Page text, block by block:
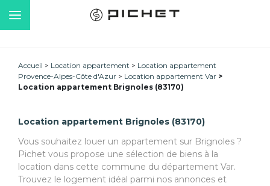
Accueil Location appartement
Location appartement
Provence-Alpes-Côte d'Azur
Location appartement Var
Location appartement Brignoles (83170)
Location appartement Brignoles (83170)
Vous souhaitez louer un appartement sur Brignoles ?
Pichet vous propose une sélection de biens à la
location dans cette commune du département Var.
Trouvez le logement idéal parmi nos annonces et